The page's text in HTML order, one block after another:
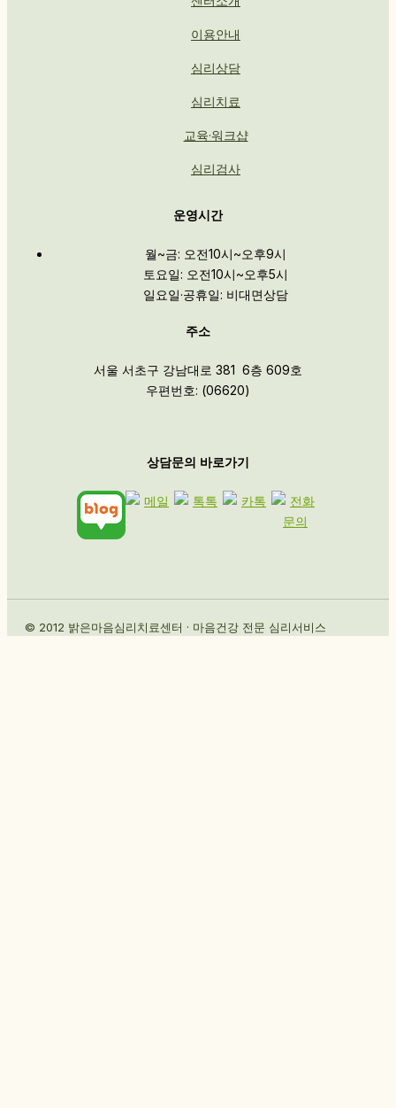
이용안내
심리상담
심리치료
교육·워크샵
심리검사
운영시간
월~금: 오전10시~오후9시
토요일: 오전10시~오후5시
일요일·공휴일: 비대면상담
주소
서울 서초구 강남대로 381 6층 609호
우편번호: (06620)
상담문의 바로가기
© 2012 밝은마음심리치료센터 · 마음건강 전문 심리서비스